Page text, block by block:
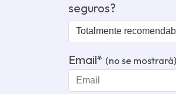
seguros?
Email* (no se mostrará)